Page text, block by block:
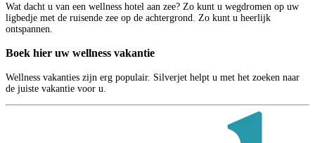
Wat dacht u van een wellness hotel aan zee? Zo kunt u wegdromen op uw
ligbedje met de ruisende zee op de achtergrond. Zo kunt u heerlijk
ontspannen.
Boek hier uw wellness vakantie
Wellness vakanties zijn erg populair. Silverjet helpt u met het zoeken naar
de juiste vakantie voor u.